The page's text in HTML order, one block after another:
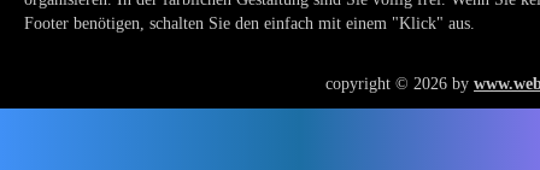
Footer benötigen, schalten Sie den einfach mit einem "Klick" aus.
copyright © 2026 by